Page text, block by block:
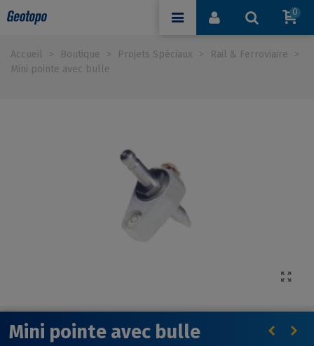
0
Accueil > Boutique > Projets Spéciaux > Rail & Ferroviaire
>
Mini pointe avec bulle
Mini pointe avec bulle